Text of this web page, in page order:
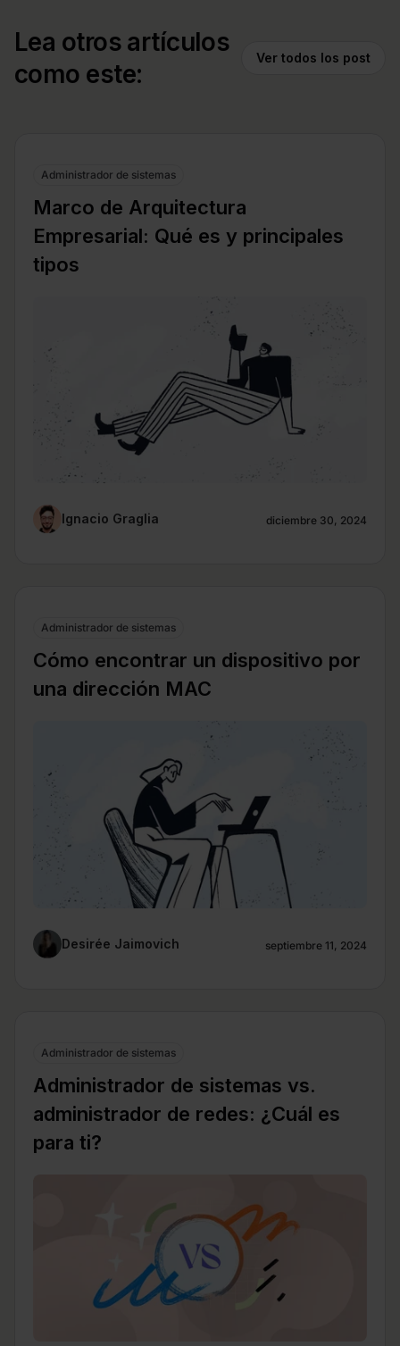
Lea otros artículos
como este:
Ver todos los post
Administrador de sistemas
Marco de Arquitectura
Empresarial: Qué es y principales
tipos
Ignacio Graglia diciembre 30, 2024
Administrador de sistemas
Cómo encontrar un dispositivo por
una dirección MAC
Desirée Jaimovich septiembre 11, 2024
Administrador de sistemas
Administrador de sistemas vs.
administrador de redes: ¿Cuál es
para ti?